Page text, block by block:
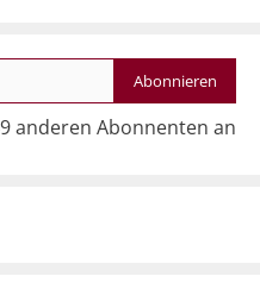
Abonnieren
anderen Abonnenten an